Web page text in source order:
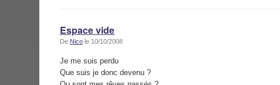
Espace vide
De Nico le 10/10/2008
Je me suis perdu
Que suis je donc devenu ?